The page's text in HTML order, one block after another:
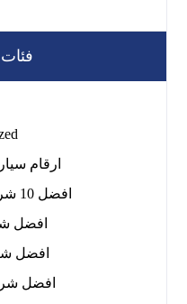
ارقام
افضل 10 شركات تنظيف المنازل
افضل
افضل
افضل